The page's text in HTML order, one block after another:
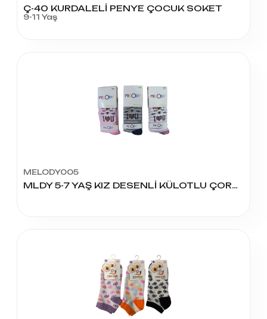
Ç-40 KURDALELİ PENYE ÇOCUK SOKET
9-11 Yaş
MELODY005
MLDY 5-7 YAŞ KIZ DESENLİ KÜLOTLU ÇORAP